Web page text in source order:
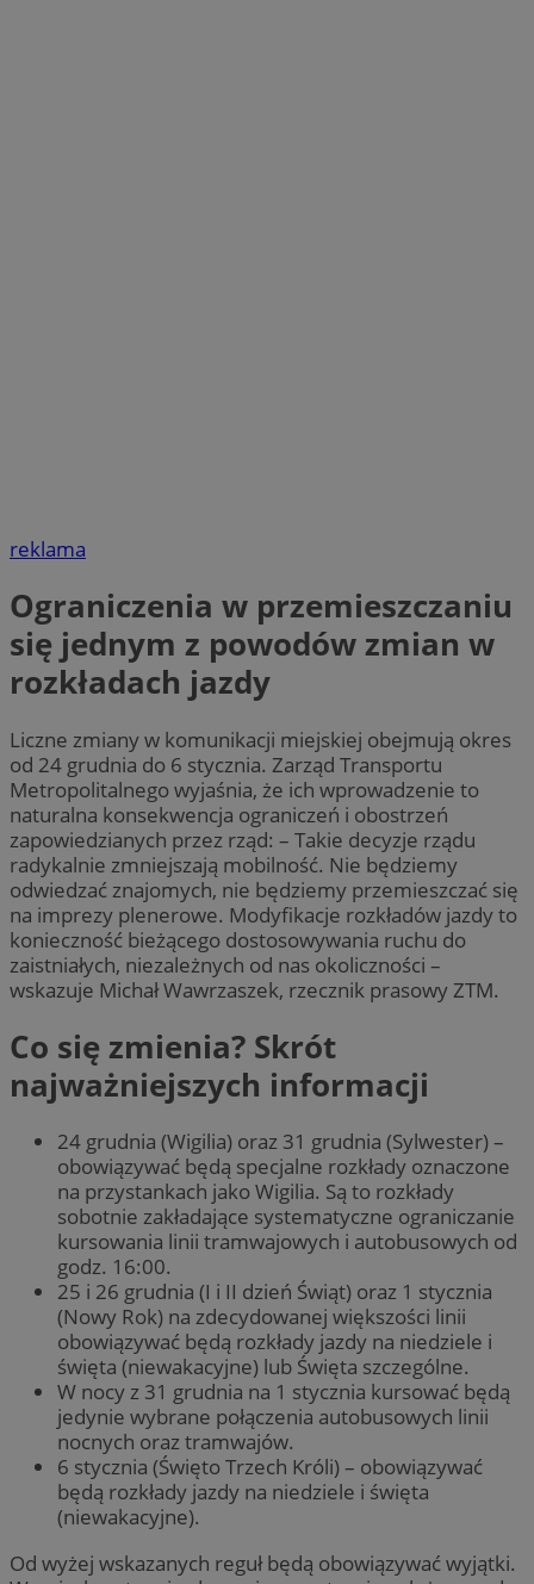
reklama
Ograniczenia w przemieszczaniu
się jednym z powodów zmian w
rozkładach jazdy
Liczne zmiany w komunikacji miejskiej obejmują okres
od 24 grudnia do 6 stycznia. Zarząd Transportu
Metropolitalnego wyjaśnia, że ich wprowadzenie to
naturalna konsekwencja ograniczeń i obostrzeń
zapowiedzianych przez rząd: – Takie decyzje rządu
radykalnie zmniejszają mobilność. Nie będziemy
odwiedzać znajomych, nie będziemy przemieszczać się
na imprezy plenerowe. Modyfikacje rozkładów jazdy to
konieczność bieżącego dostosowywania ruchu do
zaistniałych, niezależnych od nas okoliczności –
wskazuje Michał Wawrzaszek, rzecznik prasowy ZTM.
Co się zmienia? Skrót
najważniejszych informacji
24 grudnia (Wigilia) oraz 31 grudnia (Sylwester) –
obowiązywać będą specjalne rozkłady oznaczone
na przystankach jako Wigilia. Są to rozkłady
sobotnie zakładające systematyczne ograniczanie
kursowania linii tramwajowych i autobusowych od
godz. 16:00.
25 i 26 grudnia (I i II dzień Świąt) oraz 1 stycznia
(Nowy Rok) na zdecydowanej większości linii
obowiązywać będą rozkłady jazdy na niedziele i
święta (niewakacyjne) lub Święta szczególne.
W nocy z 31 grudnia na 1 stycznia kursować będą
jedynie wybrane połączenia autobusowych linii
nocnych oraz tramwajów.
6 stycznia (Święto Trzech Króli) – obowiązywać
będą rozkłady jazdy na niedziele i święta
(niewakacyjne).
Od wyżej wskazanych reguł będą obowiązywać wyjątki.